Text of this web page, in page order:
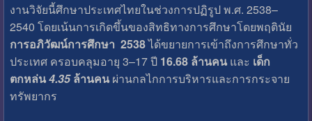
งานวิจัยนี้ศึกษาประเทศไทยในช่วงการปฏิรูป พ.ศ. 2538–
2540 โดยเน้นการเกิดขึ้นของสิทธิทางการศึกษาโดยพฤตินัย
การอภิวัฒน์การศึกษา 2538ได้ขยายการเข้าถึงการศึกษาทั่ว
ประเทศ ครอบคลุมอายุ 3–17 ปี 16.68 ล้านคนและ เด็ก
ตกหล่น4.35ล้านคนผ่านกลไกการบริหารและการกระจาย
ทรัพยากร